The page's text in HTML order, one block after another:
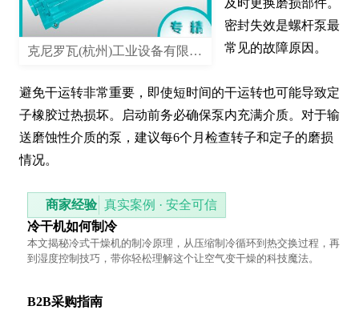
克尼罗瓦(杭州)工业设备有限公司
及时更换磨损部件。
密封失效是螺杆泵最
常见的故障原因。
避免干运转非常重要，即使短时间的干运转也可能导致定
子橡胶过热损坏。启动前务必确保泵内充满介质。对于输
送磨蚀性介质的泵，建议每6个月检查转子和定子的磨损
情况。
商家经验 真实案例 · 安全可信
冷干机如何制冷
本文揭秘冷式干燥机的制冷原理，从压缩制冷循环到热交换过程，再
到湿度控制技巧，带你轻松理解这个让空气变干燥的科技魔法。
B2B采购指南